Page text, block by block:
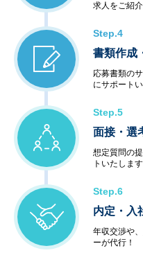
求人をご紹
Step.4
書類作成
応募書類の
にサポートい
Step.5
面接・選
想定質問の
トいたします
Step.6
内定・入
年収交渉や
ーが代行！